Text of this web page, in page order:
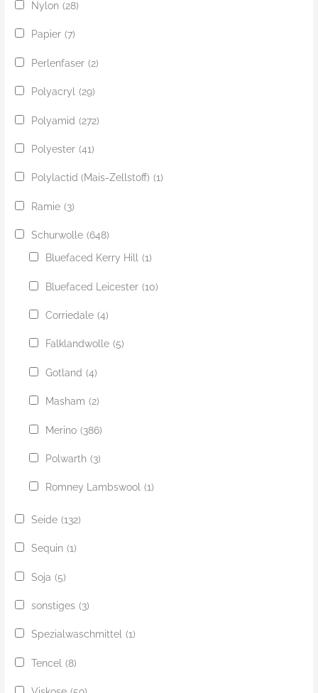
Nylon (28)
Papier (7)
Perlenfaser (2)
Polyacryl (29)
Polyamid (272)
Polyester (41)
Polylactid (Mais-Zellstoff) (1)
Ramie (3)
Schurwolle (648)
Bluefaced Kerry Hill
(1)
Bluefaced Leicester (10)
Corriedale (4)
Falklandwolle (5)
Gotland (4)
Masham (2)
Merino (386)
Polwarth (3)
Romney Lambswool (1)
Seide (132)
Sequin (1)
Soja (5)
sonstiges (3)
Spezialwaschmittel (1)
Tencel (8)